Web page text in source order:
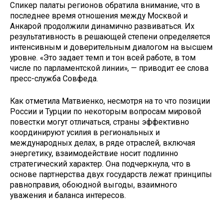
Спикер палаты регионов обратила внимание, что в
последнее время отношения между Москвой и
Анкарой продолжили динамично развиваться. Их
результативность в решающей степени определяется
интенсивным и доверительным диалогом на высшем
уровне. «Это задает темп и тон всей работе, в том
числе по парламентской линии», — приводит ее слова
пресс-служба Совфеда.
Как отметила Матвиенко, несмотря на то что позиции
России и Турции по некоторым вопросам мировой
повестки могут отличаться, страны эффективно
координируют усилия в региональных и
международных делах, в ряде отраслей, включая
энергетику, взаимодействие носит подлинно
стратегический характер. Она подчеркнула, что в
основе партнерства двух государств лежат принципы
равноправия, обоюдной выгоды, взаимного
уважения и баланса интересов.